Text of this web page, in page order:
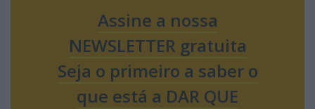
Assine a nossa
NEWSLETTER gratuita
Seja o primeiro a saber o
que está a DAR QUE